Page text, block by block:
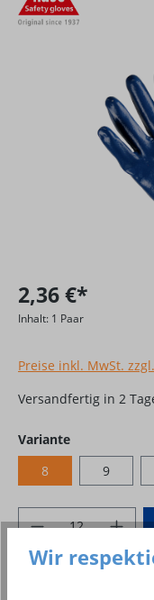
Bildergalerie
2,36 €*
Inhalt: 1 Paar
Preise inkl. MwSt.
Versandfertig in 2
Varianteauswählen
8
9
Produkt
Paar
Wir